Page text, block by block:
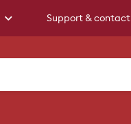
Support & contact